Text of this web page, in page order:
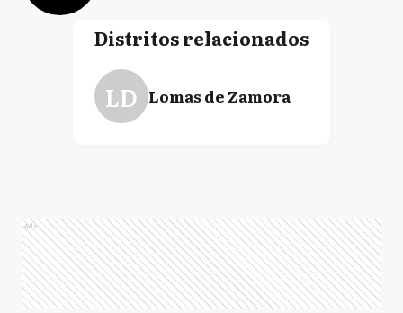
Distritos relacionados
LD Lomas de Zamora
Ads